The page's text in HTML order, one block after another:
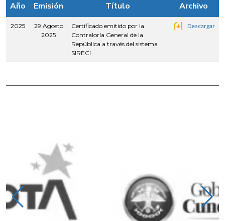
Año Emisión Título Archivo
2025
29 Agosto
2025
Certificado emitido por la
Contraloría General de la
República a través del sistema
SIRECI
Descargar